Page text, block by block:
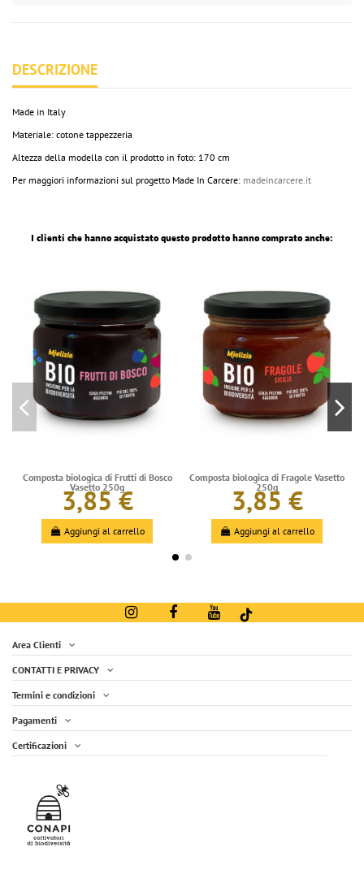
DESCRIZIONE
Made in Italy
Materiale: cotone tappezzeria
Altezza della modella con il prodotto in foto: 170 cm
Per maggiori informazioni sul progetto Made In Carcere: madeincarcere.it
I clienti che hanno acquistato questo prodotto hanno comprato anche:
Composta biologica di Frutti di Bosco
Vasetto 250g
3,85 €
Aggiungi al carrello
Composta biologica di Fragole Vasetto
250g
3,85 €
Aggiungi al carrello
4,90 €
Aggiungi al carrello
Area Clienti
CONTATTI E PRIVACY
Termini e condizioni
Pagamenti
Certificazioni